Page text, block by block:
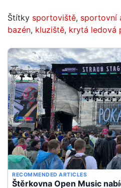
Štítky sportoviště, sportovní
bazén, kluziště, krytá ledová